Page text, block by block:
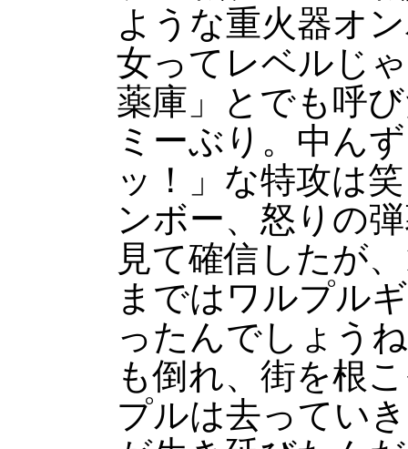
ような重火器オ
女ってレベルじ
薬庫」とでも呼
ミーぶり。中ん
ッ！」な特攻は
ンボー、怒りの
見て確信したが
まではワルプル
ったんでしょう
も倒れ、街を根
プルは去ってい